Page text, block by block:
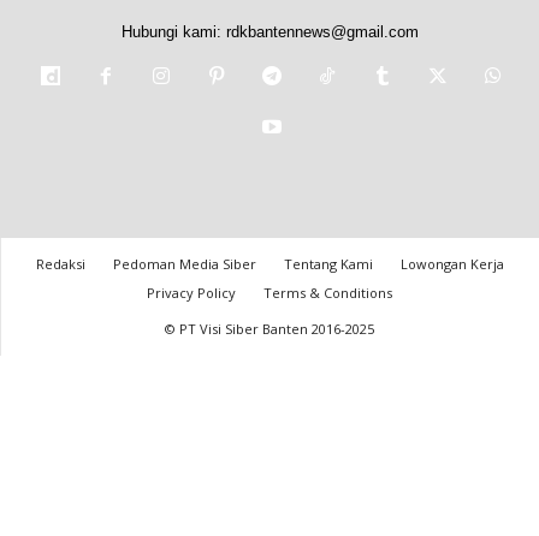
Hubungi kami: rdkbantennews@gmail.com
Redaksi Pedoman Media Siber Tentang Kami
Lowongan Kerja
Privacy Policy
Terms & Conditions
© PT Visi Siber Banten 2016-2025